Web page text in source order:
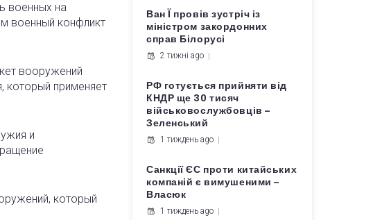
военных на
военный конфликт
вооружений
который применяет
и
который
Ван Ї провів зустріч із
міністром закордонних
справ Білорусі
2 тижні ago
РФ готується прийняти від
КНДР ще 30 тисяч
військовослужбовців –
Зеленський
1 тиждень ago
Санкції ЄС проти китайських
компаній є вимушеними –
Власюк
1 тиждень ago